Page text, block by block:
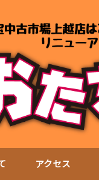
アクセス